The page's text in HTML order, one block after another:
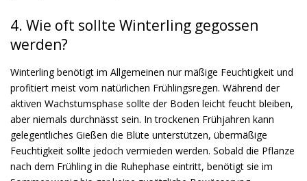
4. Wie oft sollte Winterling gegossen
werden?
Winterling benötigt im Allgemeinen nur mäßige Feuchtigkeit und
profitiert meist vom natürlichen Frühlingsregen. Während der
aktiven Wachstumsphase sollte der Boden leicht feucht bleiben,
aber niemals durchnässt sein. In trockenen Frühjahren kann
gelegentliches Gießen die Blüte unterstützen, übermäßige
Feuchtigkeit sollte jedoch vermieden werden. Sobald die Pflanze
nach dem Frühling in die Ruhephase eintritt, benötigt sie im